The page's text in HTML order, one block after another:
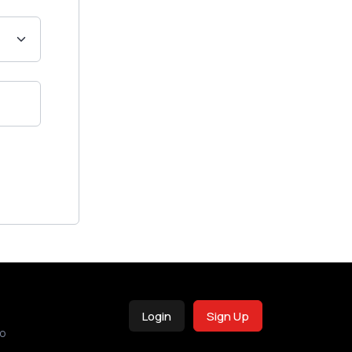
Login Sign Up